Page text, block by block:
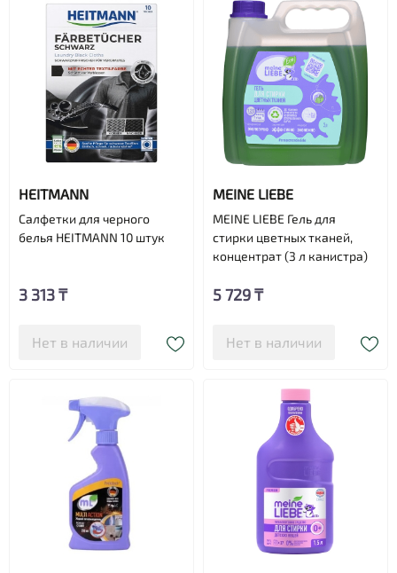
HEITMANN
Cалфетки для черного
белья HEITMANN 10 штук
3 313 ₸
Нет в наличии
MEINE LIEBE
MEINE LIEBE Гель для
стирки цветных тканей,
концентрат (3 л канистра)
5 729 ₸
Нет в наличии